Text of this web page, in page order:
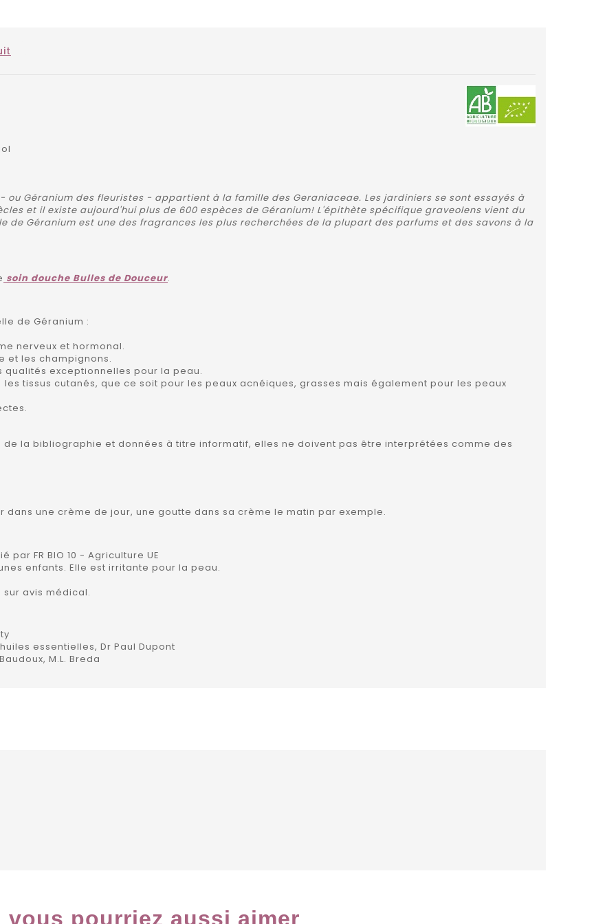
Géranium des fleuristes - appartient à la famille des Geraniaceae. Les jardiniers se sont essayés à
et il existe aujourd'hui plus de 600 espèces de Géranium! L'épithète spécifique graveolens vient du
de Géranium est une des fragrances les plus recherchées de la plupart des parfums et des savons à la
soin douche Bulles de Douceur.
de Géranium :
nerveux et hormonal.
et les champignons.
qualités exceptionnelles pour la peau.
tissus cutanés, que ce soit pour les peaux acnéiques, grasses mais également pour les peaux
la bibliographie et données à titre informatif, elles ne doivent pas être interprétées comme des
une crème de jour, une goutte dans sa crème le matin par exemple.
FR BIO 10 - Agriculture UE
enfants. Elle est irritante pour la peau.
avis médical.
essentielles, Dr Paul Dupont
M.L. Breda
vous pourriez aussi aimer